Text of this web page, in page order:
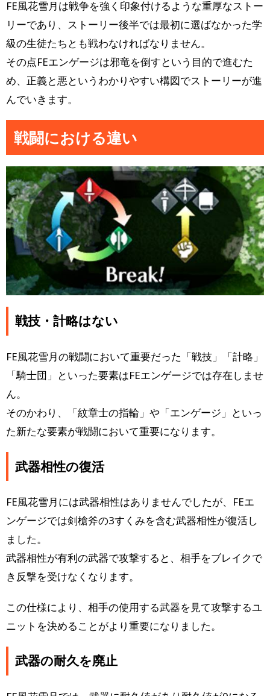
FE風花雪月は戦争を強く印象付けるような重厚なストー
リーであり、ストーリー後半では最初に選ばなかった学
級の生徒たちとも戦わなければなりません。
その点FEエンゲージは邪竜を倒すという目的で進むた
め、正義と悪というわかりやすい構図でストーリーが進
んでいきます。
戦闘における違い
戦技・計略はない
FE風花雪月の戦闘において重要だった「戦技」「計略」
「騎士団」といった要素はFEエンゲージでは存在しませ
ん。
そのかわり、「紋章士の指輪」や「エンゲージ」といっ
た新たな要素が戦闘において重要になります。
武器相性の復活
FE風花雪月には武器相性はありませんでしたが、FEエ
ンゲージでは剣槍斧の3すくみを含む武器相性が復活し
ました。
武器相性が有利の武器で攻撃すると、相手をブレイクで
き反撃を受けなくなります。
この仕様により、相手の使用する武器を見て攻撃するユ
ニットを決めることがより重要になりました。
武器の耐久を廃止